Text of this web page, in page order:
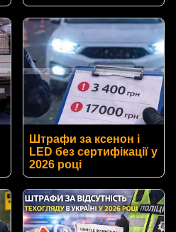
Штрафи за ксенон і
LED без сертифікації у
2026 році